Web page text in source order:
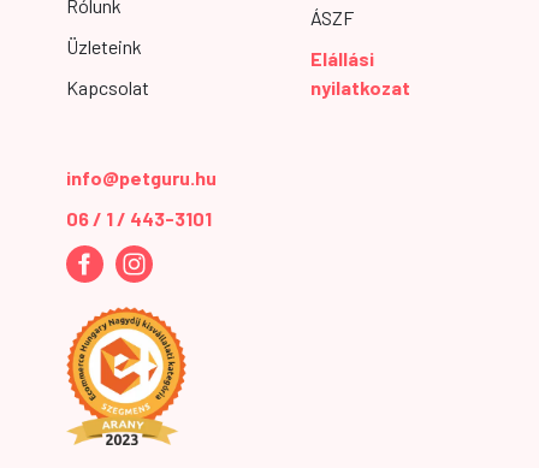
Rólunk
Üzleteink
Kapcsolat
ÁSZF
Elállási
nyilatkozat
info@petguru.hu
06 / 1 / 443-3101